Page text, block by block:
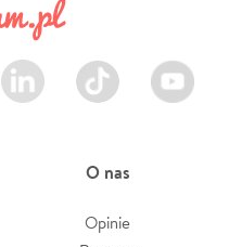
LinkedIn TikTok Youtube
O nas
Opinie